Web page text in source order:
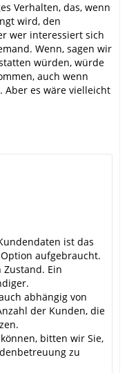
Verhalten, das, wenn
wird, den
wer interessiert sich
Wenn, sagen wir
würden, würde
auch wenn
Aber es wäre vielleicht
ist das
aufgebraucht.
Ein
abhängig von
der Kunden, die
bitten wir Sie,
zu